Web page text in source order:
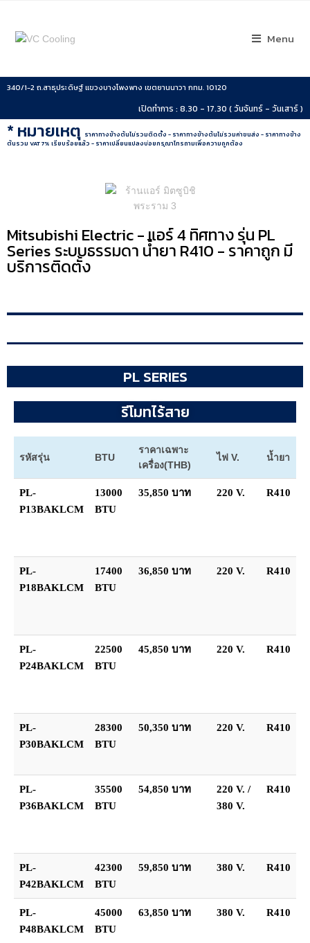
Menu
340/1-2 ถ.สาธุประดิษฐ์ แขวงบางโพงพาง เขตยานนาวา กทม. 10120
เปิดทำการ : 8.30 - 17.30 ( วันจันทร์ - วันเสาร์ )
* หมายเหตุ ราคาทางข้างต้นไม่รวมติดตั้ง - ราคาทางข้างต้นไม่รวมค่าขนส่ง - ราคาทางข้าง
ต้นรวม VAT 7% เรียบร้อยแล้ว - ราคาเปลี่ยนแปลงบ่อยกรุณาโทรถามเพื่อความถูกต้อง
Mitsubishi Electric - แอร์ 4 ทิศทาง รุ่น PL
Series ระบบธรรมดา น้ำยา R410 - ราคาถูก มี
บริการติดตั้ง
PL SERIES
รีโมทไร้สาย
รหัสรุ่น BTU
ราคาเฉพาะ
เครื่อง(THB)
ไฟ V. น้ำยา
PL-
P13BAKLCM
13000
BTU
35,850 บาท 220 V. R410
PL-
P18BAKLCM
17400
BTU
36,850 บาท 220 V. R410
PL-
P24BAKLCM
22500
BTU
45,850 บาท 220 V. R410
PL-
P30BAKLCM
28300
BTU
50,350 บาท 220 V. R410
PL-
P36BAKLCM
35500
BTU
54,850 บาท
220 V. /
380 V.
R410
PL-
P42BAKLCM
42300
BTU
59,850 บาท 380 V. R410
PL-
P48BAKLCM
45000
BTU
63,850 บาท 380 V. R410